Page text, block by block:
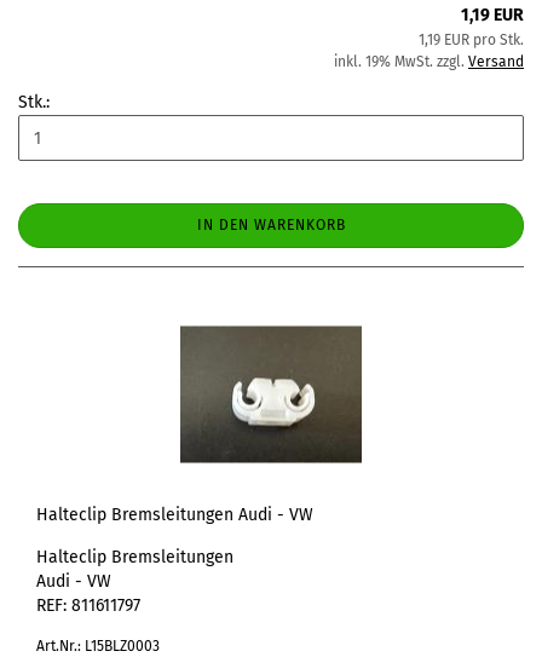
1,19 EUR
1,19 EUR pro Stk.
inkl. 19% MwSt. zzgl. Versand
Stk.:
IN DEN WARENKORB
Halteclip Bremsleitungen Audi - VW
Halteclip Bremsleitungen
Audi - VW
REF: 811611797
Art.Nr.: L15BLZ0003